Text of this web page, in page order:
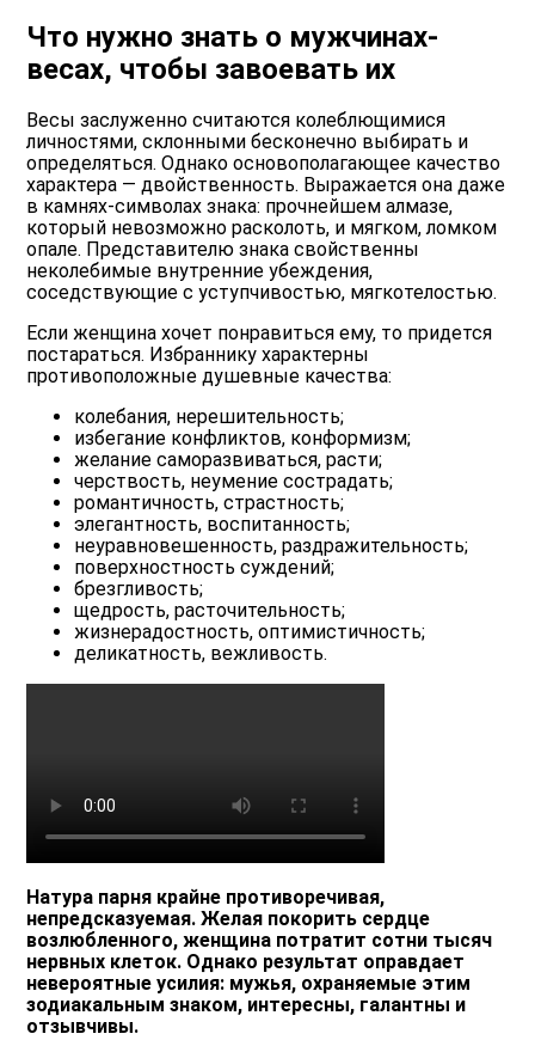
Что нужно знать о мужчинах-
весах, чтобы завоевать их
Весы заслуженно считаются колеблющимися
личностями, склонными бесконечно выбирать и
определяться. Однако основополагающее качество
характера — двойственность. Выражается она даже
в камнях-символах знака: прочнейшем алмазе,
который невозможно расколоть, и мягком, ломком
опале. Представителю знака свойственны
неколебимые внутренние убеждения,
соседствующие с уступчивостью, мягкотелостью.
Если женщина хочет понравиться ему, то придется
постараться. Избраннику характерны
противоположные душевные качества:
колебания, нерешительность;
избегание конфликтов, конформизм;
желание саморазвиваться, расти;
черствость, неумение сострадать;
романтичность, страстность;
элегантность, воспитанность;
неуравновешенность, раздражительность;
поверхностность суждений;
брезгливость;
щедрость, расточительность;
жизнерадостность, оптимистичность;
деликатность, вежливость.
Натура парня крайне противоречивая,
непредсказуемая. Желая покорить сердце
возлюбленного, женщина потратит сотни тысяч
нервных клеток. Однако результат оправдает
невероятные усилия: мужья, охраняемые этим
зодиакальным знаком, интересны, галантны и
отзывчивы.